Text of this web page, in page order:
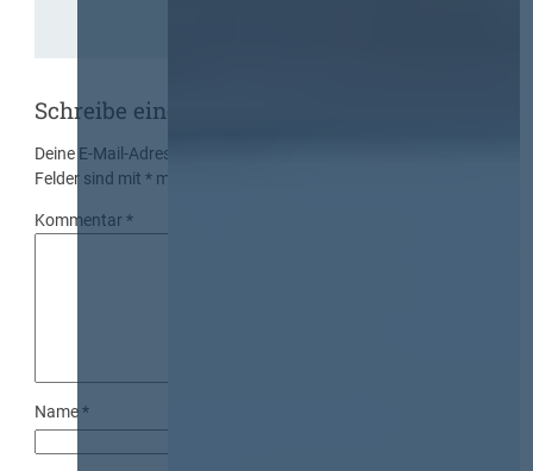
Schreibe einen Kommentar
Deine E-Mail-Adresse wird nicht veröffentlicht.
Felder sind mit* markiert
Kommentar*
Name*